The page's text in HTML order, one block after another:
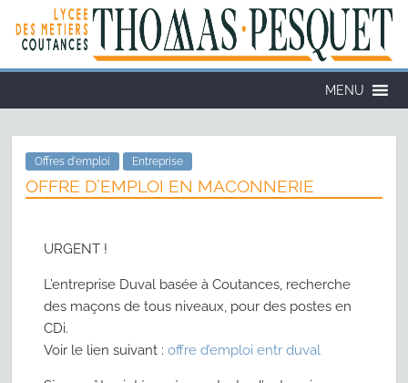
MENU
Offres d'emploi Entreprise
OFFRE D’EMPLOI EN MACONNERIE
URGENT !
L’entreprise Duval basée à Coutances, recherche
des maçons de tous niveaux, pour des postes en
CDi.
Voir le lien suivant :offre d’emploi entr duval